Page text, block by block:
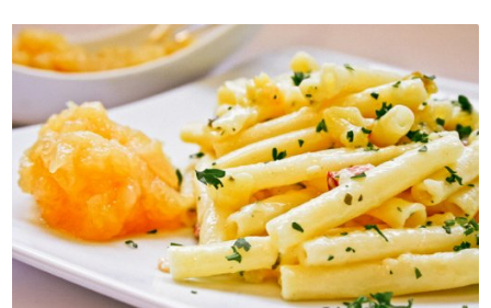
Würze und das Servieren – das geschieht traditionell
zusammen mit ganz frischem Apfelmus.